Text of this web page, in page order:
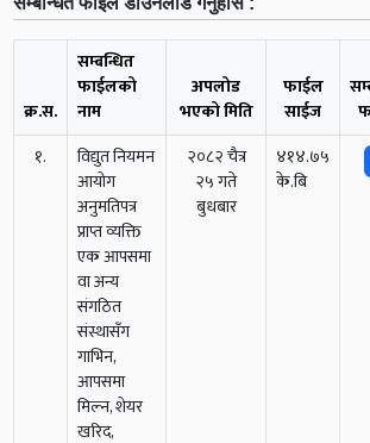
क्र.स.
सम्बन्धित
फाईलको
नाम
अपलोड
भएको मिति
फाईल
साईज
१.
विद्युत नियमन
आयोग
अनुमतिपत्र
प्राप्त व्यक्ति
एक आपसमा
वा अन्य
संगठित
संस्थासँग
गाभिन,
आपसमा
मिल्न, शेयर
खरिद,
२०८२ चैत्र
२५ गते
बुधबार
४१४.७५
के.बि